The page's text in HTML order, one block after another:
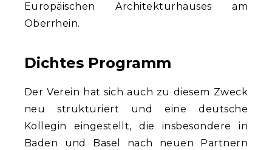
Europäischen Architekturhauses am
Oberrhein.
Dichtes Programm
Der Verein hat sich auch zu diesem Zweck
neu strukturiert und eine deutsche
Kollegin eingestellt, die insbesondere in
Baden und Basel nach neuen Partnern